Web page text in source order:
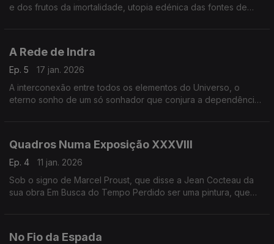
e dos frutos da imortalidade, utopia edénica das fontes de
A Rede de Indra
Ep. 5
17 jan. 2026
A interconexão entre todos os elementos do Universo, o
eterno sonho de um só sonhador que conjura a dependência
Quadros Numa Exposição XXXVIII
Ep. 4
11 jan. 2026
Sob o signo de Marcel Proust, que disse a Jean Cocteau da
sua obra Em Busca do Tempo Perdido ser uma pintura, que
No Fio da Espada